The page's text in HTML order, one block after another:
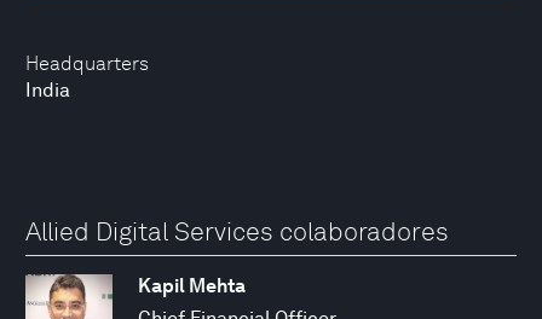
Headquarters
India
Allied Digital Services colaboradores
Kapil Mehta